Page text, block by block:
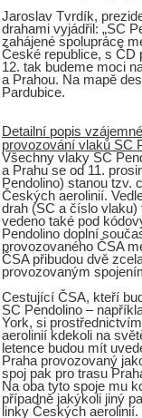
Jaroslav Tvrdík,
drahami vyjádřil: „SC
zahájené spolupráce
České republice, s ČD
12. tak budeme moci
a Prahou. Na mapě
Pardubice.
Detailní popis
provozování vlaků SC
Všechny vlaky SC
a Prahu se od 11.
Pendolino) stanou tzv.
Českých aerolinií.
drah (SC a číslo vlaku)
vedeno také pod
Pendolino doplní
provozovaného ČSA
ČSA přibudou dvě
provozovaným
Cestující ČSA, kteří
SC Pendolino –
York, si
aerolinií kdekoli na
letence budou mít
Praha provozovaný
spoj pak pro trasu
Na oba tyto spoje mu
případně jakýkoli jiný
linky Českých